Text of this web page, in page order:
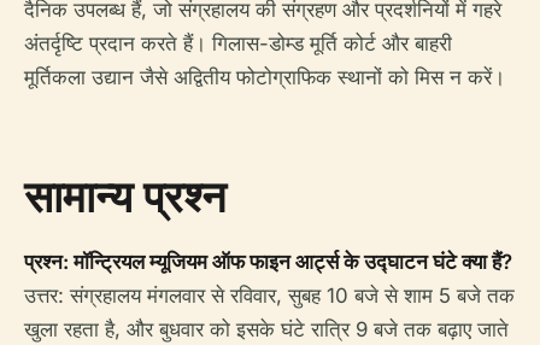
दैनिक उपलब्ध हैं, जो संग्रहालय की संग्रहण और प्रदर्शनियों में गहरे
अंतर्दृष्टि प्रदान करते हैं। गिलास-डोम्ड मूर्ति कोर्ट और बाहरी
मूर्तिकला उद्यान जैसे अद्वितीय फोटोग्राफिक स्थानों को मिस न करें।
सामान्य प्रश्न
प्रश्न: मॉन्ट्रियल म्यूजियम ऑफ फाइन आर्ट्स के उद्घाटन घंटे क्या हैं?
उत्तर: संग्रहालय मंगलवार से रविवार, सुबह 10 बजे से शाम 5 बजे तक
खुला रहता है, और बुधवार को इसके घंटे रात्रि 9 बजे तक बढ़ाए जाते